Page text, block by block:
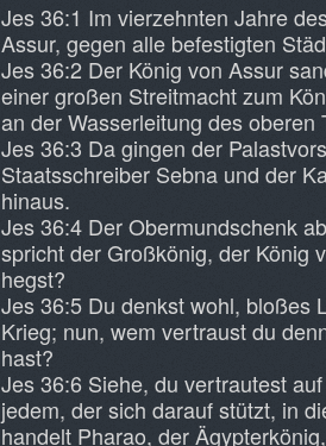
Jes 36:1 Im vierzehnten Jahre
Assur, gegen alle befestigten
Jes 36:2 Der König von Assur
einer großen Streitmacht zum
an der Wasserleitung des
Jes 36:3 Da gingen der
Staatsschreiber Sebna und der
hinaus.
Jes 36:4 Der Obermundschenk
spricht der Großkönig, der König
hegst?
Jes 36:5 Du denkst wohl, bloßes
Krieg; nun, wem vertraust du
hast?
Jes 36:6 Siehe, du vertrautest
jedem, der sich darauf stützt, in
handelt Pharao, der